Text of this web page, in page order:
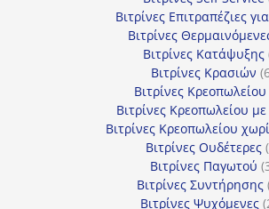
Βιτρίνες Επιτραπέζιες
Βιτρίνες
Βιτρίνες Κατάψυξης
Βιτρίνες Κρασιών
Βιτρίνες Κρεοπωλείου
Βιτρίνες Κρεοπωλείου
Βιτρίνες Κρεοπωλείου
Βιτρίνες Ουδέτερες
Βιτρίνες Παγωτού
Βιτρίνες Συντήρησης
Βιτρίνες Ψυχόμενες